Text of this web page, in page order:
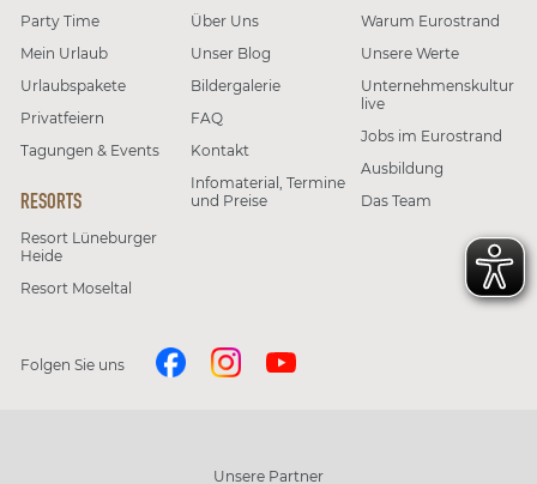
Party Time
Mein Urlaub
Urlaubspakete
Privatfeiern
Tagungen & Events
RESORTS
Resort Lüneburger
Heide
Resort Moseltal
Über Uns
Unser Blog
Bildergalerie
FAQ
Kontakt
Infomaterial, Termine
und Preise
Warum Eurostrand
Unsere Werte
Unternehmenskultur
live
Jobs im Eurostrand
Ausbildung
Das Team
Folgen Sie uns
Unsere Partner